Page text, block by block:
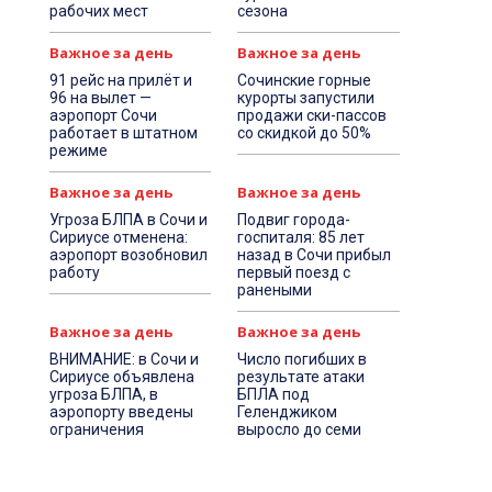
рабочих мест
сезона
Важное за день
91 рейс на прилёт и
96 на вылет —
аэропорт Сочи
работает в штатном
режиме
Важное за день
Сочинские горные
курорты запустили
продажи ски-пассов
со скидкой до 50%
Важное за день
Угроза БЛПА в Сочи и
Сириусе отменена:
аэропорт возобновил
работу
Важное за день
Подвиг города-
госпиталя: 85 лет
назад в Сочи прибыл
первый поезд с
ранеными
Важное за день
ВНИМАНИЕ: в Сочи и
Сириусе объявлена
угроза БЛПА, в
аэропорту введены
ограничения
Важное за день
Число погибших в
результате атаки
БПЛА под
Геленджиком
выросло до семи